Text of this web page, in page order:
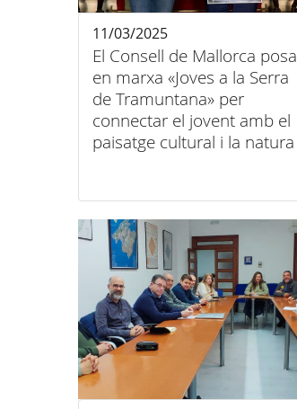
El Consell de Mallorca posa
en marxa «Joves a la Serra
de Tramuntana» per
connectar el jovent amb el
paisatge cultural i la natura
11/03/2025